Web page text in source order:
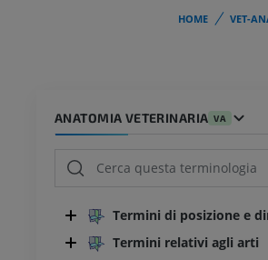
HOME VET-
ANATOMIA VETERINARIA VA
Termini di posizione e
Termini relativi agli arti